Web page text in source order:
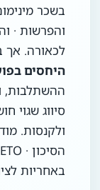
בשכר
והפרשות ·
לכאורה. אך
היחסים
ההשתלבות,
סיווג שגוי
באחריות